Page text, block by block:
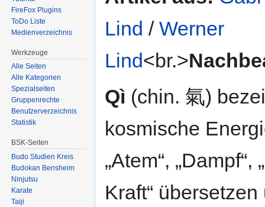
Lind / Werner
Lind<br.>
Qì (chin. 氣)
kosmische
„Atem“,
Kraft“
FireFox Plugins
ToDo Liste
Medienverzeichnis
Werkzeuge
Alle Seiten
Alle Kategorien
Spezialseiten
Gruppenrechte
Benutzerverzeichnis
Statistik
BSK-Seiten
Budo Studien Kreis
Budokan Bensheim
Ninjutsu
Karate
Taiji